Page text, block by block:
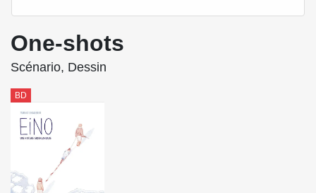
One-shots
Scénario, Dessin
BD